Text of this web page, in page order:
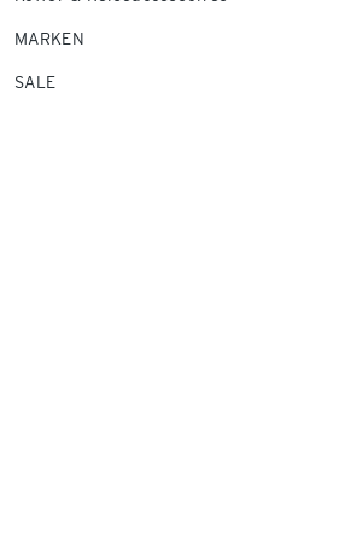
MARKEN
SALE